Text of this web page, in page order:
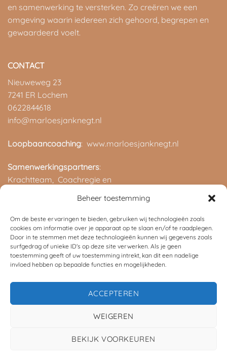
Beheer toestemming
Om de beste ervaringen te bieden, gebruiken wij technologieën zoals
cookies om informatie over je apparaat op te slaan en/of te raadplegen.
Door in te stemmen met deze technologieën kunnen wij gegevens zoals
surfgedrag of unieke ID's op deze site verwerken. Als je geen
toestemming geeft of uw toestemming intrekt, kan dit een nadelige
invloed hebben op bepaalde functies en mogelijkheden.
ACCEPTEREN
WEIGEREN
BEKIJK VOORKEUREN
en samenwerking te versterken. Zo creëren we een
omgeving waarin iedereen zich gehoord, begrepen en
gewaardeerd voelt.
CONTACT
Nieuweweg 23
7241 ER Lochem
0622844618
info@marloesjanknegt.nl
Loopbaancoaching: www.marloesjanknegt.nl
Samenwerkingspartners:
Krachtteam, Coachregie en
2026 UX Themes